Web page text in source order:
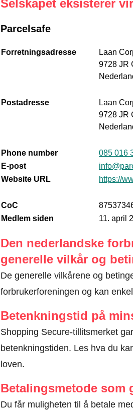
Selskapet eksisterer
Parcelsafe
Forretningsadresse
Laan
9728 JR
Postadresse
Laan
9728 JR
Phone number
085 016
E-post
Website URL
https://
CoC
Medlem siden
11. april
Den nederlandske
generelle vilkår og
De generelle vilkårene og
forbrukerforeningen og kan
Betenkningstid på
Shopping Secure-tillitsmerket
betenkningstiden. Les hva du
loven.
Betalingsmetode som
Du får muligheten til å betale